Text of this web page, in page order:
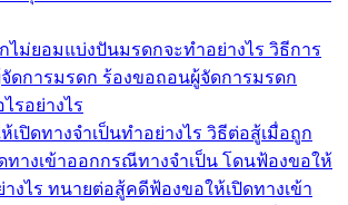
ไม่ยอมแบ่งปันมรดกจะทำอย่างไร วิธีการ
ดการมรดก ร้องขอถอนผู้จัดการมรดก
รอย่างไร
เปิดทางจำเป็นทำอย่างไร วิธีต่อสู้เมื่อถูก
ทางเข้าออกกรณีทางจำเป็น โดนฟ้องขอให้
างไร ทนายต่อสู้คดีฟ้องขอให้เปิดทางเข้า